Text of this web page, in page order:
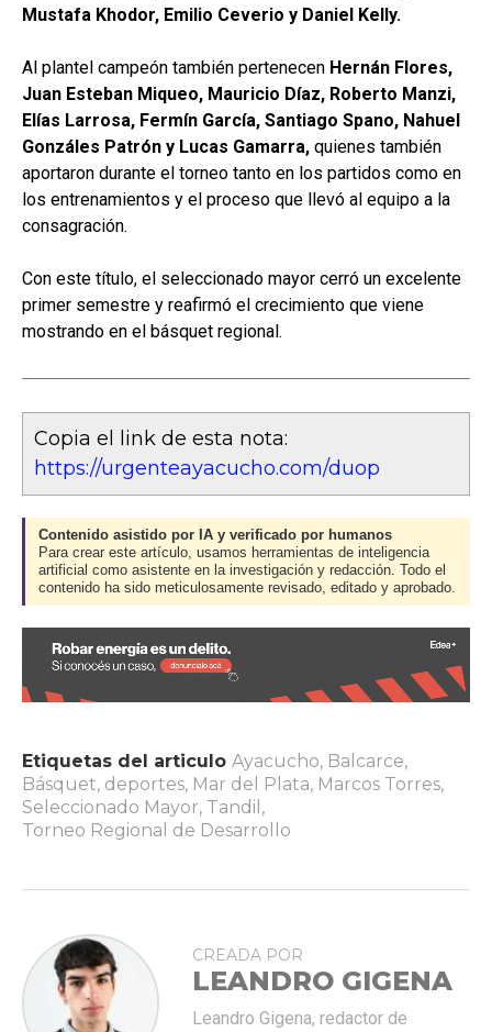
Mustafa Khodor, Emilio Ceverio y Daniel Kelly.
Al plantel campeón también pertenecen Hernán Flores,
Juan Esteban Miqueo, Mauricio Díaz, Roberto Manzi,
Elías Larrosa, Fermín García, Santiago Spano, Nahuel
Gonzáles Patrón y Lucas Gamarra, quienes también
aportaron durante el torneo tanto en los partidos como en
los entrenamientos y el proceso que llevó al equipo a la
consagración.
Con este título, el seleccionado mayor cerró un excelente
primer semestre y reafirmó el crecimiento que viene
mostrando en el básquet regional.
Copia el link de esta nota:
https://urgenteayacucho.com/duop
Contenido asistido por IA y verificado por humanos
Para crear este artículo, usamos herramientas de inteligencia
artificial como asistente en la investigación y redacción. Todo el
contenido ha sido meticulosamente revisado, editado y aprobado.
Etiquetas del articulo Ayacucho, Balcarce,
Básquet, deportes, Mar del Plata, Marcos Torres,
Seleccionado Mayor, Tandil ,
Torneo Regional de Desarrollo
CREADA POR
LEANDRO GIGENA
Leandro Gigena, redactor de